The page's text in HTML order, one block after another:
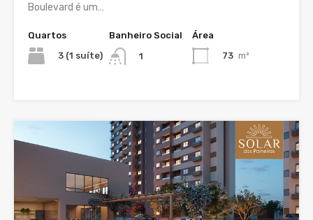
Boulevard é um…
Quartos
3 (1 suíte)
Banheiro Social
1
Área
73 m²